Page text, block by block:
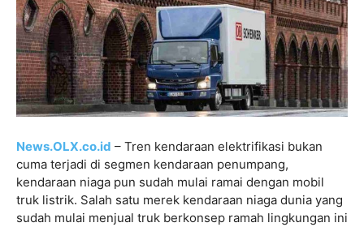
News.OLX.co.id – Tren kendaraan elektrifikasi bukan
cuma terjadi di segmen kendaraan penumpang,
kendaraan niaga pun sudah mulai ramai dengan mobil
truk listrik. Salah satu merek kendaraan niaga dunia yang
sudah mulai menjual truk berkonsep ramah lingkungan ini